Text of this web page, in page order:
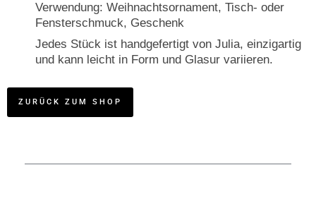
Verwendung: Weihnachtsornament, Tisch- oder
Fensterschmuck, Geschenk
Jedes Stück ist handgefertigt von Julia, einzigartig
und kann leicht in Form und Glasur variieren.
ZURÜCK ZUM SHOP